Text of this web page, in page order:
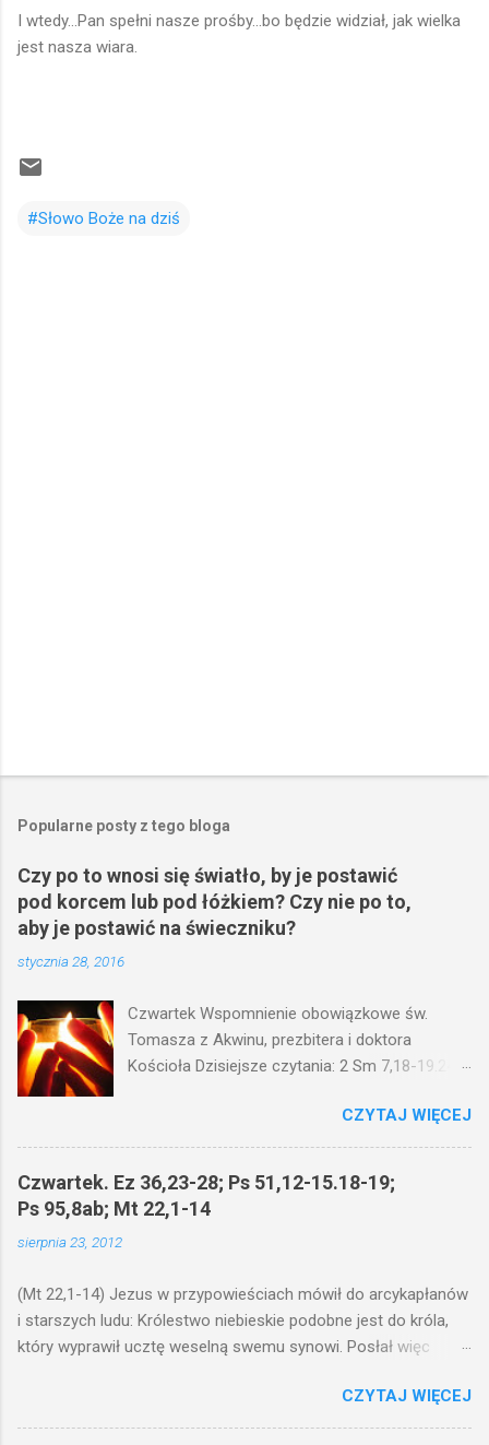
I wtedy...Pan spełni nasze prośby...bo będzie widział, jak wielka
jest nasza wiara.
#Słowo Boże na dziś
Popularne posty z tego bloga
Czy po to wnosi się światło, by je postawić
pod korcem lub pod łóżkiem? Czy nie po to,
aby je postawić na świeczniku?
stycznia 28, 2016
Czwartek Wspomnienie obowiązkowe św.
Tomasza z Akwinu, prezbitera i doktora
Kościoła Dzisiejsze czytania: 2 Sm 7,18-19.24-
(Mk 4,21-25) Jezus mówił ludowi: Czy po to
wnosi się światło, by je postawić pod korcem
na świeczniku? Nie ma bowiem nic ukrytego, co
by nie miało wyjść na jaw. Kto ma uszy do
wy mierzycie, odmierzą wam i jeszcze wam
dołożą. Bo kto ma, temu będzie dane; a kto nie
ma, pozbawią go i tego, co ma. W dzisiejszym
przypowieści.... Czy po to wnosi się światło, by
je postawić pod korcem lub pod łóżkiem? Czy
CZYTAJ WIĘCEJ
Czwartek. Ez 36,23-28; Ps 51,12-15.18-19;
Ps 95,8ab; Mt 22,1-14
sierpnia 23, 2012
(Mt 22,1-14) Jezus w przypowieściach mówił do arcykapłanów
i starszych ludu: Królestwo niebieskie podobne jest do króla,
który wyprawił ucztę weselną swemu synowi. Posłał więc
chcieli przyjść. Posłał jeszcze raz inne sługi z poleceniem:
Powiedzcie zaproszonym: Oto przygotowałem moją ucztę:
CZYTAJ WIĘCEJ